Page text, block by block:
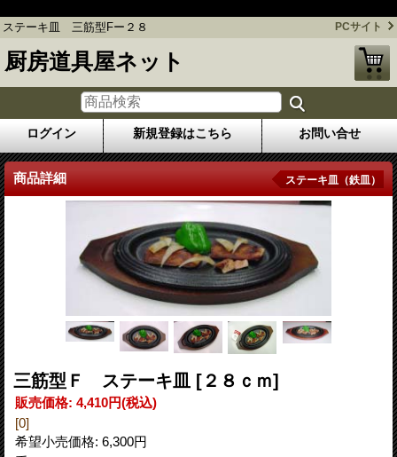
ステーキ皿 三筋型Fー２８ PCサイト
厨房道具屋ネット
ログイン 新規登録はこちら お問い合せ
商品詳細 ステーキ皿（鉄皿）
三筋型Ｆ ステーキ皿 [２８ｃｍ]
販売価格: 4,410円(税込)
[0]
希望小売価格: 6,300円